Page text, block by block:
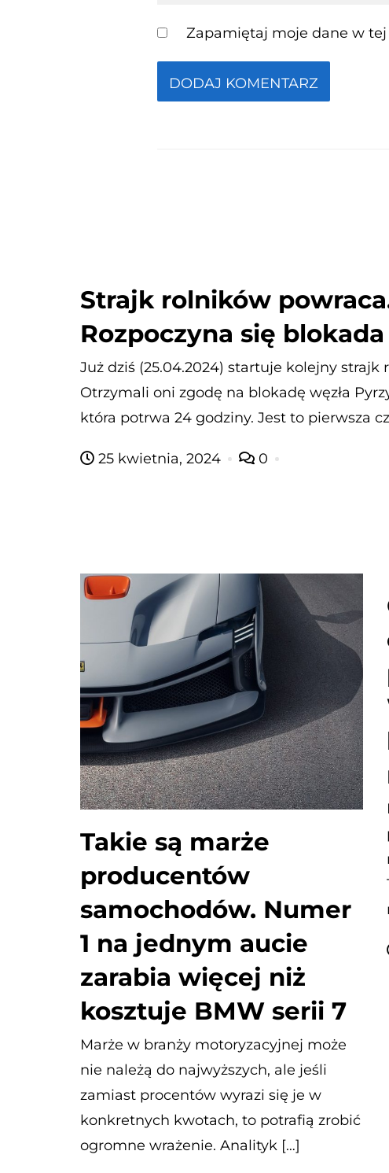
Zapamiętaj moje dane w
Strajk rolników
Rozpoczyna się blokada
Już dziś (25.04.2024) startuje kolejny strajk
Otrzymali oni zgodę na blokadę węzła
która potrwa 24 godziny. Jest to pierwsza
25 kwietnia, 2024 0
Takie są marże
producentów
samochodów. Numer
1 na jednym aucie
zarabia więcej niż
kosztuje BMW serii 7
Marże w branży motoryzacyjnej może
nie należą do najwyższych, ale jeśli
zamiast procentów wyrazi się je w
konkretnych kwotach, to potrafią zrobić
ogromne wrażenie. Analityk […]